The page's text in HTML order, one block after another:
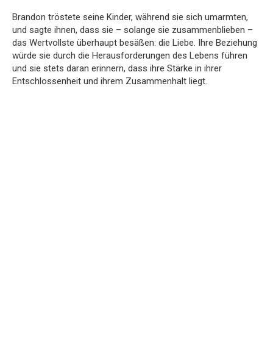
Brandon tröstete seine Kinder, während sie sich umarmten,
und sagte ihnen, dass sie – solange sie zusammenblieben –
das Wertvollste überhaupt besäßen: die Liebe. Ihre Beziehung
würde sie durch die Herausforderungen des Lebens führen
und sie stets daran erinnern, dass ihre Stärke in ihrer
Entschlossenheit und ihrem Zusammenhalt liegt.